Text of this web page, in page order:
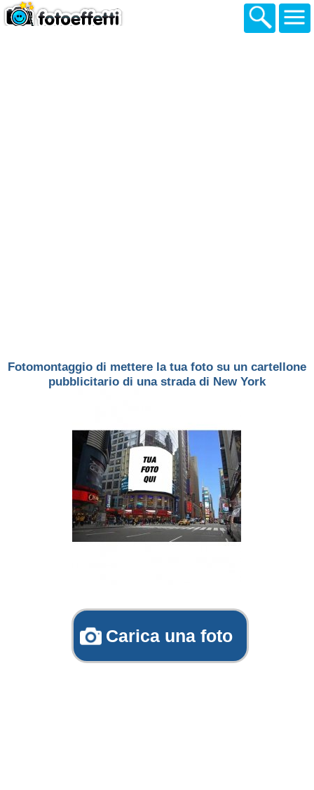
Fotomontaggio di mettere la tua foto su un cartellone
pubblicitario di una strada di New York
Carica una foto